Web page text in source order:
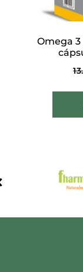
Omega 3